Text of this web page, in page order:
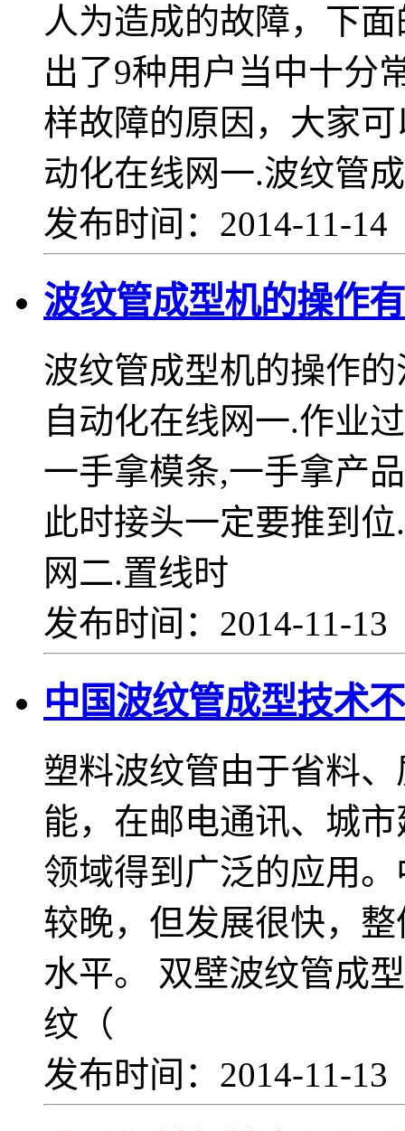
人为造成的故障，下
出了9种用户当中十分
样故障的原因，大家
动化在线网一.波纹管
发布时间：2014-11-
波纹管成型机的操作
波纹管成型机的操作
自动化在线网一.作业
一手拿模条,一手拿产
此时接头一定要推到
网二.置线时
发布时间：2014-11-
中国波纹管成型技术
塑料波纹管由于省料
能，在邮电通讯、城
领域得到广泛的应用
较晚，但发展很快，
水平。 双壁波纹管成
纹（
发布时间：2014-11-